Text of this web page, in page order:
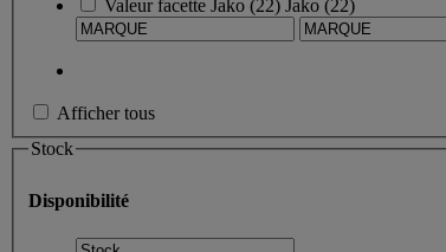
Valeur facette Jako (22) Jako (22)
Afficher tous
Stock
Disponibilité